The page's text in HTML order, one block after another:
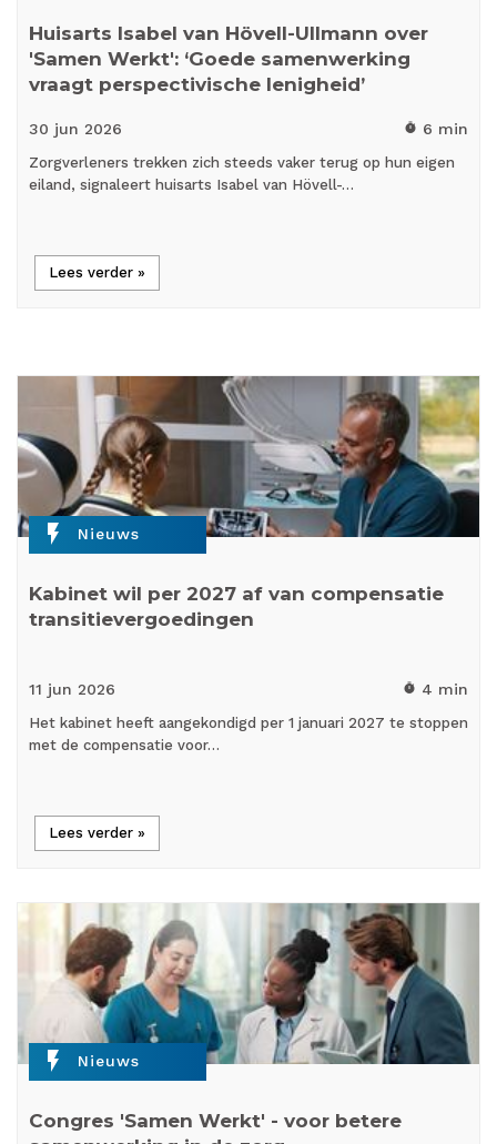
Huisarts Isabel van Hövell-Ullmann over
'Samen Werkt': ‘Goede samenwerking
vraagt perspectivische lenigheid’
30 jun 2026 timer 6 min
Zorgverleners trekken zich steeds vaker terug op hun eigen
eiland, signaleert huisarts Isabel van Hövell-…
Lees verder »
flash_on Nieuws
Kabinet wil per 2027 af van compensatie
transitievergoedingen
11 jun 2026 timer 4 min
Het kabinet heeft aangekondigd per 1 januari 2027 te stoppen
met de compensatie voor…
Lees verder »
flash_on Nieuws
Congres 'Samen Werkt' - voor betere